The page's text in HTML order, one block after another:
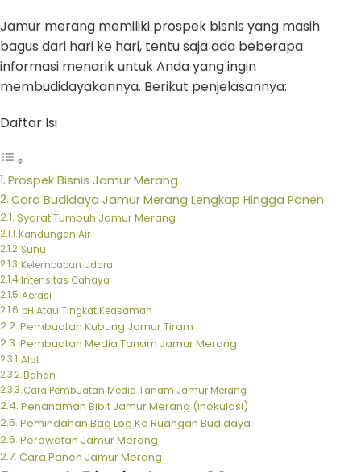
Jamur merang memiliki prospek bisnis yang masih
bagus dari hari ke hari, tentu saja ada beberapa
informasi menarik untuk Anda yang ingin
membudidayakannya. Berikut penjelasannya:
Daftar Isi
Prospek Bisnis Jamur Merang
Cara Budidaya Jamur Merang Lengkap Hingga Panen
Syarat Tumbuh Jamur Merang
Kandungan Air
Suhu
Kelembaban Udara
Intensitas Cahaya
Aerasi
pH Atau Tingkat Keasaman
Pembuatan Kubung Jamur Tiram
Pembuatan Media Tanam Jamur Merang
Alat
Bahan
Cara Pembuatan Media Tanam Jamur Merang
Penanaman Bibit Jamur Merang (Inokulasi)
Pemindahan Bag Log Ke Ruangan Budidaya
Perawatan Jamur Merang
Cara Panen Jamur Merang